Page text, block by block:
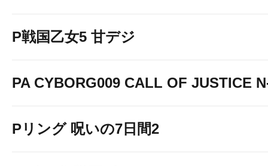
P戦国乙女5 甘デジ
PA CYBORG009 CALL OF JUSTICE
Pリング 呪いの7日間2